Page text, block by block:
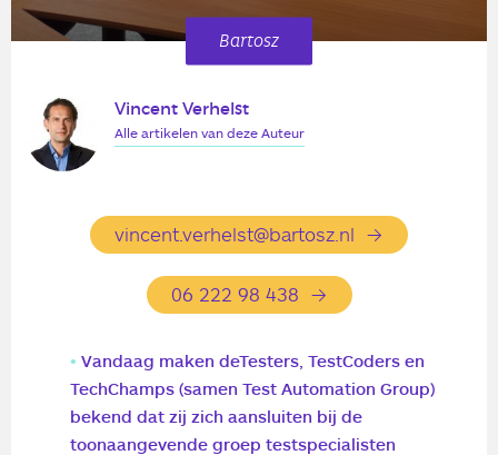
Bartosz
Vandaag maken deTesters, TestCoders en
TechChamps (samen Test Automation Group)
bekend dat zij zich aansluiten bij de
toonaangevende groep testspecialisten
Vincent Verhelst
Alle artikelen van deze Auteur
vincent.verhelst@bartosz.nl
06 222 98 438